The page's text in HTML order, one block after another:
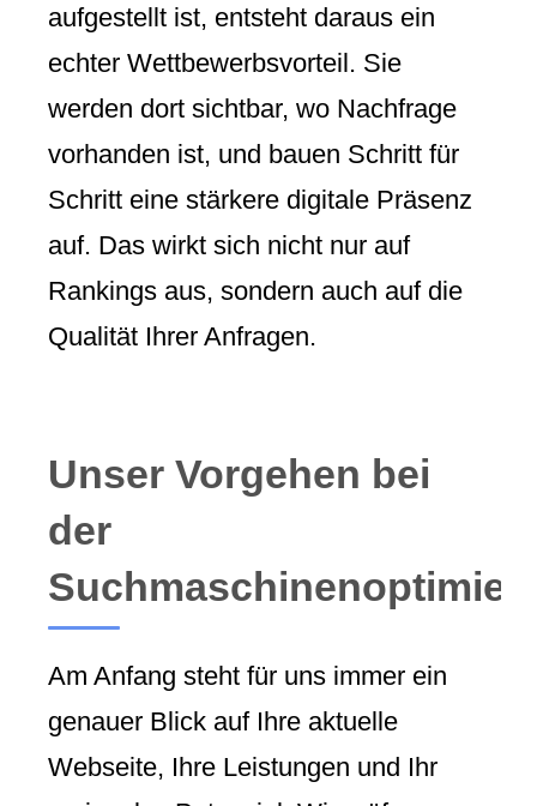
Unser Vorgehen bei
der
Am Anfang steht für uns immer ein
genauer Blick auf Ihre aktuelle
Webseite, Ihre Leistungen und Ihr
aufgestellt ist, entsteht daraus ein
echter Wettbewerbsvorteil. Sie
werden dort sichtbar, wo Nachfrage
vorhanden ist, und bauen Schritt für
Schritt eine stärkere digitale Präsenz
auf. Das wirkt sich nicht nur auf
Rankings aus, sondern auch auf die
Qualität Ihrer Anfragen.